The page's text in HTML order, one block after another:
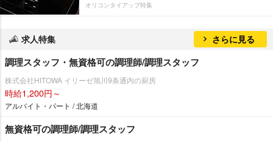
オリコンタイアップ特集
求人特集 さらに見る
調理スタッフ・無資格可の調理師/調理スタッフ
株式会社HITOWA イリーゼ旭川9条通内の厨房
時給1,200円～
アルバイト・パート / 北海道
無資格可の調理師/調理スタッフ